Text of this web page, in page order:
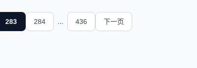
283 284 ... 436 下一页